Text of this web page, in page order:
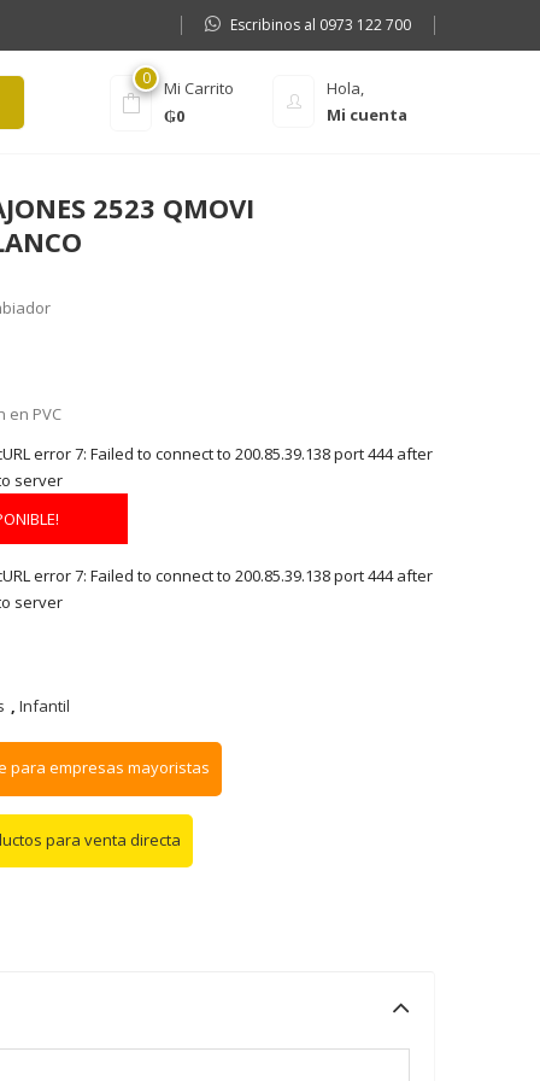
Escribinos al 0973 122 700
Hola,
Mi cuenta
0
Mi Carrito
₲0
2523 QMOVI
en PVC
error 7: Failed to connect to 200.85.39.138 port 444 after
server
error 7: Failed to connect to 200.85.39.138 port 444 after
server
, Infantil
para empresas mayoristas
para venta directa